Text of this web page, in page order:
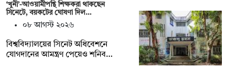
‘খুনী’-আওয়ামীপন্থি শিক্ষকরা থাকছেন
সিনেটে, বয়কটের ঘোষণা দিল…
০৮ আগস্ট ২০২৬
বিশ্ববিদ্যালয়ের সিনেট অধিবেশনে
যোগদানের আমন্ত্রণ পেয়েও শনিব…